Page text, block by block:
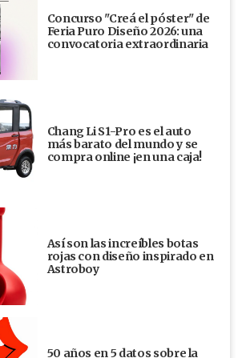
Concurso "Creá el póster" de
Feria Puro Diseño 2026: una
convocatoria extraordinaria
Chang Li S1-Pro es el auto
más barato del mundo y se
compra online ¡en una caja!
Así son las increíbles botas
rojas con diseño inspirado en
Astroboy
50 años en 5 datos sobre la